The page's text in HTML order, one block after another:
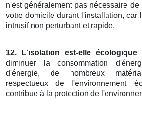
n'est généralement pas nécessaire de
votre domicile durant l'installation, car
intrusif non perturbant et rapide.
12. L'isolation est-elle écologique
diminuer la consommation
d'énergie, de nombreux
respectueux de l'environnement
contribue à la protection de